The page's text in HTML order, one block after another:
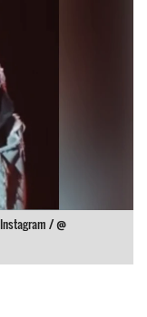
Instagram / @